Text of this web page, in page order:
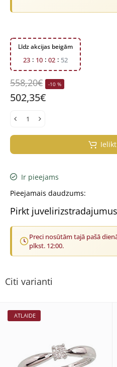
Līdz akcijas beigām
23 10 02 52
558,20€ -10 %
502,35€
Ir pieejams
Pieejamais daudzums:
Pirkt
Preci nosūtām tajā pašā
plkst. 12:00.
Citi varianti
ATLAIDE